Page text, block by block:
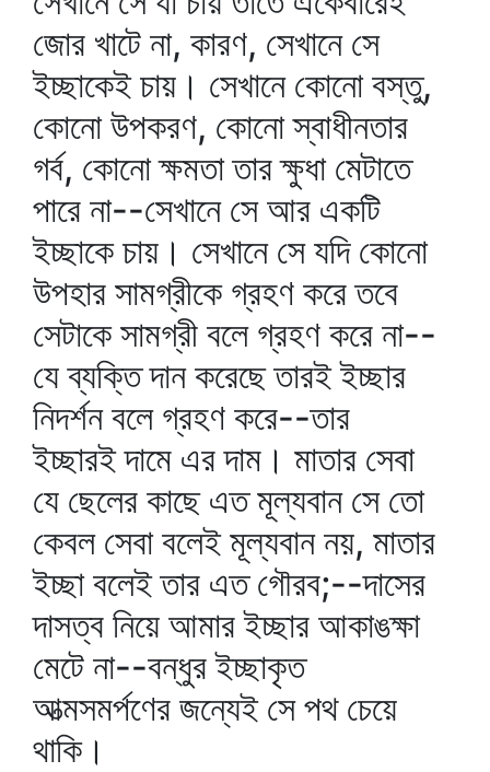
জোর খাটে না, কারণ, সেখানে সে
ইচ্ছাকেই চায়। সেখানে কোনো বস্তু,
কোনো উপকরণ, কোনো স্বাধীনতার
গর্ব, কোনো ক্ষমতা তার ক্ষুধা মেটাতে
পারে না--সেখানে সে আর একটি
ইচ্ছাকে চায়। সেখানে সে যদি কোনো
উপহার সামগ্রীকে গ্রহণ করে তবে
সেটাকে সামগ্রী বলে গ্রহণ করে না--
যে ব্যক্তি দান করেছে তারই ইচ্ছার
নিদর্শন বলে গ্রহণ করে--তার
ইচ্ছারই দামে এর দাম। মাতার সেবা
যে ছেলের কাছে এত মূল্যবান সে তো
কেবল সেবা বলেই মূল্যবান নয়, মাতার
ইচ্ছা বলেই তার এত গৌরব;--দাসের
দাসত্ব নিয়ে আমার ইচ্ছার আকাঙক্ষা
মেটে না--বন্ধুর ইচ্ছাকৃত
আত্মসমর্পণের জন্যেই সে পথ চেয়ে
থাকি।